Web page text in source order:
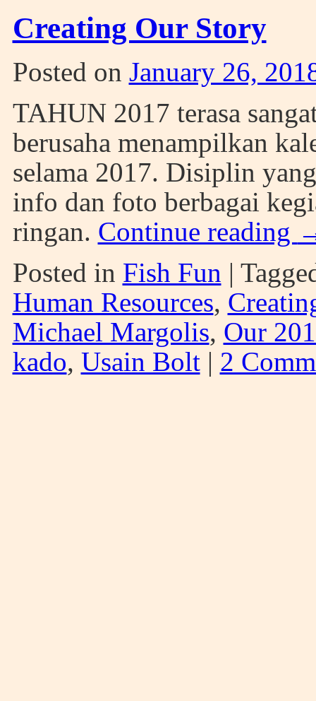
Creating Our Story
Posted on January 26,
TAHUN 2017 terasa
berusaha menampilkan
selama 2017. Disiplin
info dan foto berbagai
ringan. Continue reading
Posted in Fish Fun |
Human Resources,
Michael Margolis, Our
kado, Usain Bolt | 2